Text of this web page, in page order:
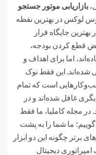
بازاریابی موتور جستجو
لوکس در بهترین نقطه
جایگاه قرار
قطع کردن بودجه،
اما برای اهداف و
شده‌اند. این فقط نوک
است که تمام
غافل شده‌اند و در
مجله کاملیا، ما فقط
ما شما را به پشت
برتر چگونه این دو ابزار
دیجیتال